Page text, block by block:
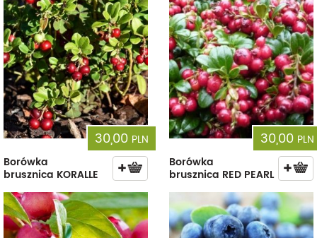
30,00 PLN
Borówka
brusznica KORALLE
30,00 PLN
Borówka
brusznica RED PEARL